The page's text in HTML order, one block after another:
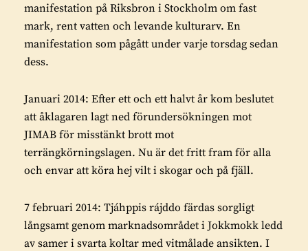
manifestation på Riksbron i Stockholm om fast
mark, rent vatten och levande kulturarv. En
manifestation som pågått under varje torsdag sedan
dess.
Januari 2014: Efter ett och ett halvt år kom beslutet
att åklagaren lagt ned förundersökningen mot
JIMAB för misstänkt brott mot
terrängkörningslagen. Nu är det fritt fram för alla
och envar att köra hej vilt i skogar och på fjäll.
7 februari 2014: Tjáhppis rájddo färdas sorgligt
långsamt genom marknadsområdet i Jokkmokk ledd
av samer i svarta koltar med vitmålade ansikten. I